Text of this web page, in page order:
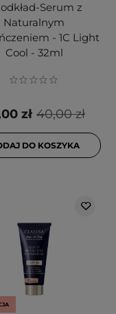
Serum z
Naturalnym
- 1C Light
Cool - 32ml
40,00 zł
zł
DO KOSZYKA